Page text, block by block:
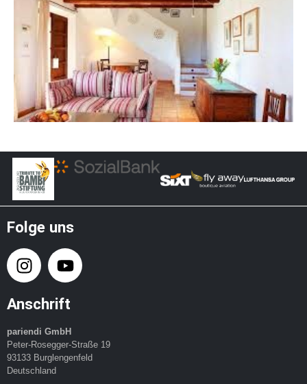
Folge uns
Anschrift
pariendi GmbH
Peter-Rosegger-Straße 19
93133 Burglengenfeld
Deutschland